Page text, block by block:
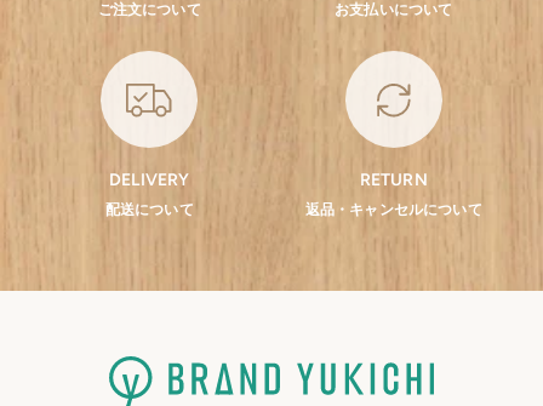
ご注文について お支払いについて
DELIVERY
配送について
RETURN
返品・キャンセルについて